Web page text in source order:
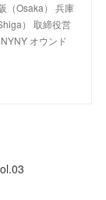
（Osaka） 兵庫
） 取締役営
オウンド